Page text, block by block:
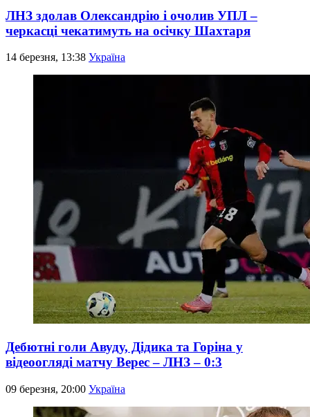
ЛНЗ здолав Олександрію і очолив УПЛ –
черкасці чекатимуть на осічку Шахтаря
14 березня, 13:38 Україна
Дебютні голи Авуду, Дідика та Горіна у
відеоогляді матчу Верес – ЛНЗ – 0:3
09 березня, 20:00 Україна